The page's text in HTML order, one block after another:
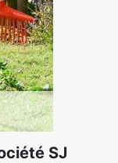
SJ